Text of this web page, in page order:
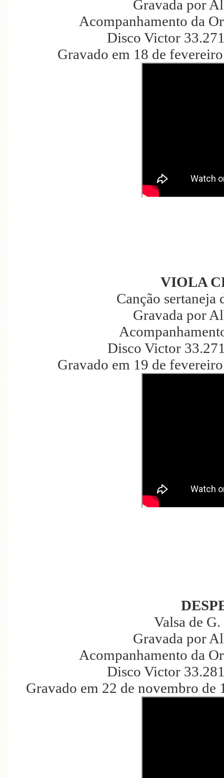
Gravada por
Acompanhamento da
Disco Victor
Gravado em 18 de
VIOLA
Canção sertaneja
Gravada por
Disco Victor
Gravado em 19 de
Valsa de
Gravada por
Acompanhamento da
Disco Victor
Gravado em 22 de novembro de